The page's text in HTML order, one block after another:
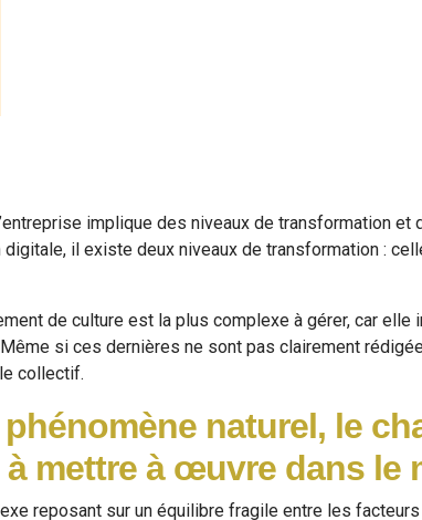
implique des niveaux de transformation et
il existe deux niveaux de transformation :
de culture est la plus complexe à gérer, car
si ces dernières ne sont pas clairement
collectif.
naturel, le
mettre à œuvre dans le
reposant sur un équilibre fragile entre les